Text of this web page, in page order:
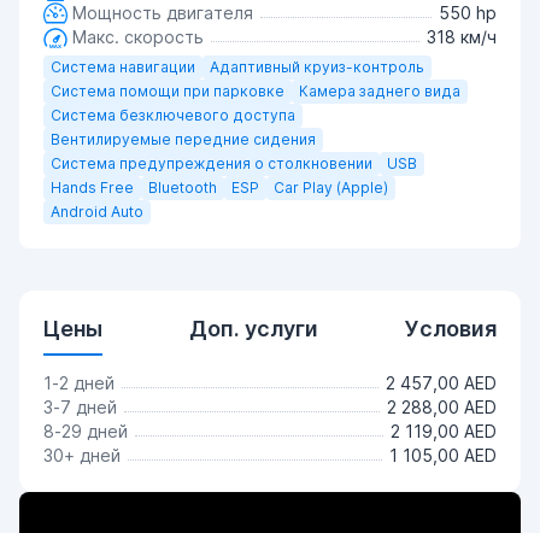
Мощность двигателя
550 hp
Макс. скорость
318 км/ч
Система навигации
Адаптивный круиз-контроль
Система помощи при парковке
Камера заднего вида
Система безключевого доступа
Вентилируемые передние сидения
Система предупреждения о столкновении
USB
Hands Free
Bluetooth ESP
Car Play (Apple)
Android Auto
Цены Доп. услуги Условия
1-2 дней
2 457,00 AED
3-7 дней
2 288,00 AED
8-29 дней
2 119,00 AED
30+ дней
1 105,00 AED